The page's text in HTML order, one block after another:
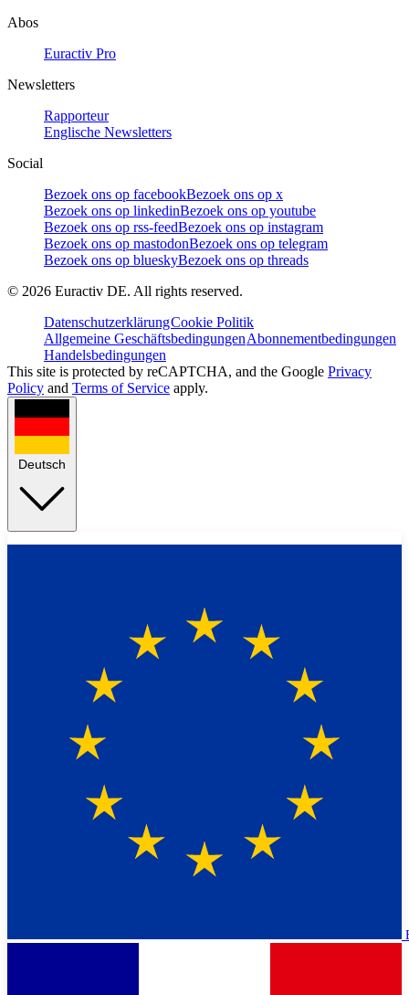
Abos
Euractiv Pro
Newsletters
Rapporteur
Englische Newsletters
Social
Bezoek ons op facebookBezoek ons op x
Bezoek ons op linkedinBezoek ons op youtube
Bezoek ons op rss-feedBezoek ons op instagram
Bezoek ons op mastodonBezoek ons op telegram
Bezoek ons op blueskyBezoek ons op threads
© 2026 Euractiv DE. All rights reserved.
DatenschutzerklärungCookie Politik
Allgemeine GeschäftsbedingungenAbonnementbedingungen
Handelsbedingungen
This site is protected by reCAPTCHA, and the Google Privacy
Policy and Terms of Service apply.
Deutsch